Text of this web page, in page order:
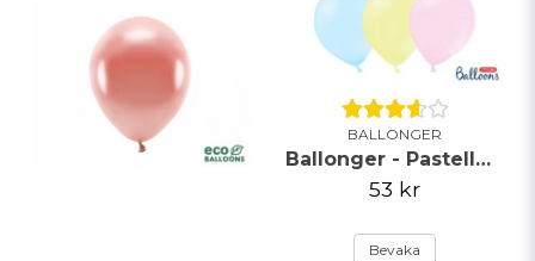
BALLONGER
Ballonger - Pastellmix - 23cm - 50pack
53 kr
Bevaka